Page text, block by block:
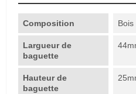
Composition Bois
Largueur de
baguette
Hauteur de
baguette